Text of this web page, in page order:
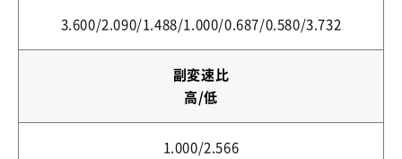
3.600/2.090/1.488/1.000/0.687/0.580/3.732
副変速比
高/低
1.000/2.566